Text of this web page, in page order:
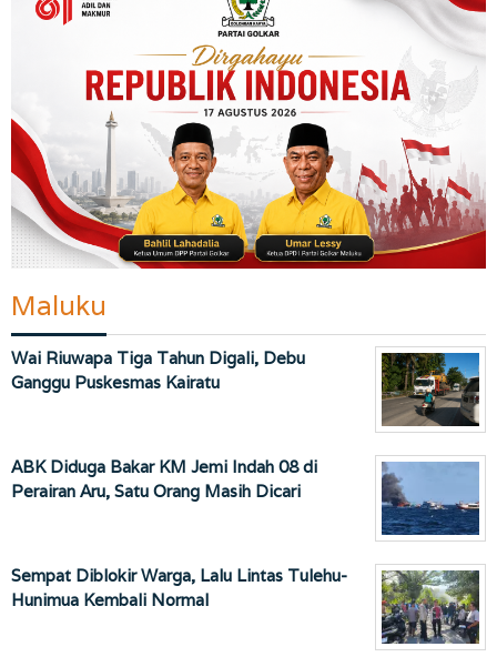
Maluku
Wai Riuwapa Tiga Tahun Digali, Debu
Ganggu Puskesmas Kairatu
ABK Diduga Bakar KM Jemi Indah 08 di
Perairan Aru, Satu Orang Masih Dicari
Sempat Diblokir Warga, Lalu Lintas Tulehu-
Hunimua Kembali Normal